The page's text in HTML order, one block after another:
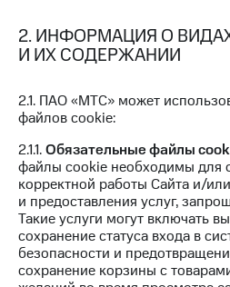
ТВ
Перейти
со своим
номером
Поддержка
и подписки
МТС
Premium
музыка
и многое
другое
Семейная
группа
Скидка
на тарифы,
общие
подписки
и услуги,
доступ
к геолокации
Сертификаты
2. ИНФОРМАЦИЯ О
И ИХ СОДЕРЖАНИИ
2.1. ПАО «МТС» может
файлов cookie:
2.1.1.Обязательные файлы
файлы cookie необходимы для
корректной работы Сайта и/
и предоставления услуг,
Такие услуги могут включать
сохранение статуса входа в
безопасности и
сохранение корзины с